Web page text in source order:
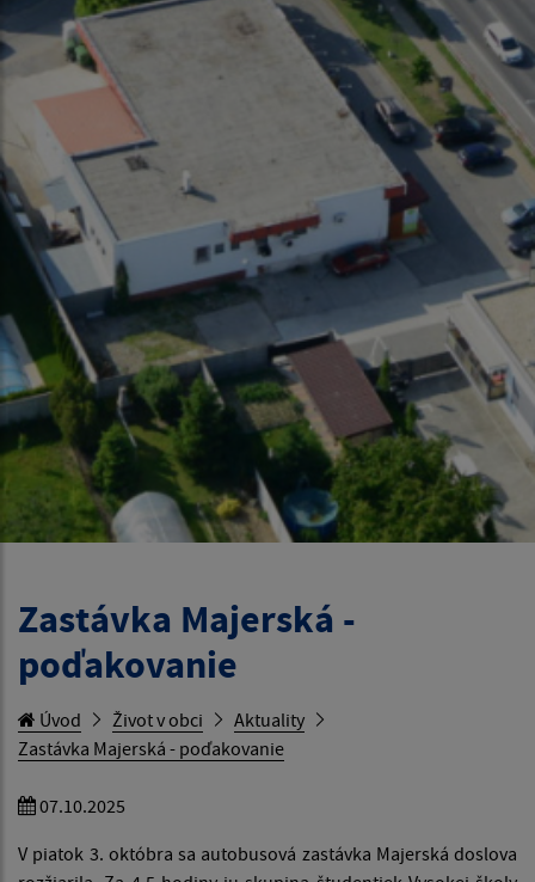
Zastávka Majerská -
poďakovanie
Úvod Život v obci
Aktuality
Zastávka Majerská - poďakovanie
07.10.2025
V piatok 3. októbra sa autobusová zastávka Majerská doslova